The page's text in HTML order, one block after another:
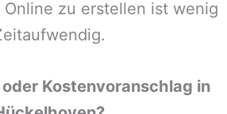
zu erstellen ist wenig
Kostenvoranschlag in